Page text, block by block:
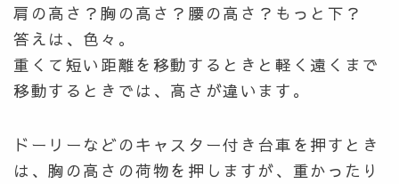
肩の高さ？胸の高さ？腰の高さ？もっと下？
答えは、色々。
重くて短い距離を移動するときと軽く遠くまで
移動するときでは、高さが違います。
ドーリーなどのキャスター付き台車を押すとき
は、胸の高さの荷物を押しますが、重かったり